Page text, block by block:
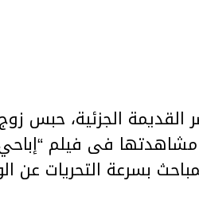
القدیمة الجزئیة،
بسرعة التحریات عن